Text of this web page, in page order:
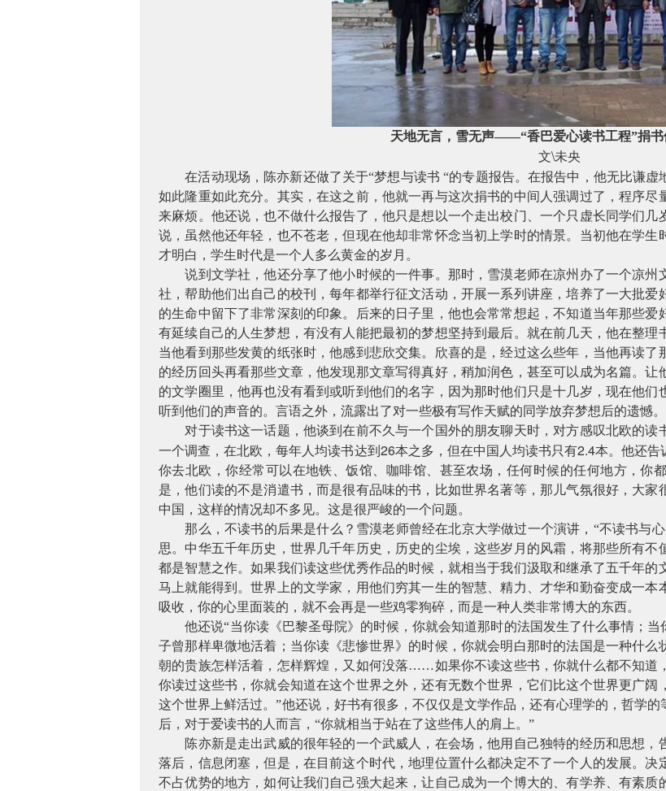
天地无言，雪无声——“香巴爱心读书工程”捐书
文\未央
在活动现场，陈亦新还做了关于“梦想与读书 “的专题报告。在报告中，他无比谦
如此隆重如此充分。其实，在这之前，他就一再与这次捐书的中间人强调过了，程序
来麻烦。他还说，也不做什么报告了，他只是想以一个走出校门、一个只虚长同学们
说，虽然他还年轻，也不苍老，但现在他却非常怀念当初上学时的情景。当初他在学生
才明白，学生时代是一个人多么黄金的岁月。
说到文学社，他还分享了他小时候的一件事。那时，雪漠老师在凉州办了一个凉
社，帮助他们出自己的校刊，每年都举行征文活动，开展一系列讲座，培养了一大批
的生命中留下了非常深刻的印象。后来的日子里，他也会常常想起，不知道当年那些
有延续自己的人生梦想，有没有人能把最初的梦想坚持到最后。就在前几天，他在整理
当他看到那些发黄的纸张时，他感到悲欣交集。欣喜的是，经过这么些年，当他再读
的经历回头再看那些文章，他发现那文章写得真好，稍加润色，甚至可以成为名篇。
的文学圈里，他再也没有看到或听到他们的名字，因为那时他们只是十几岁，现在他
听到他们的声音的。言语之外，流露出了对一些极有写作天赋的同学放弃梦想后的遗憾。
对于读书这一话题，他谈到在前不久与一个国外的朋友聊天时，对方感叹北欧的
一个调查，在北欧，每年人均读书达到 26本之多，但在中国人均读书只有2.4本。他还告
你去北欧，你经常可以在地铁、饭馆、咖啡馆、甚至农场，任何时候的任何地方，你
是，他们读的不是消遣书，而是很有品味的书，比如世界名著等，那儿气氛很好，大
中国，这样的情况却不多见。这是很严峻的一个问题。
那么，不读书的后果是什么？雪漠老师曾经在北京大学做过一个演讲，“不读书与
思。中华五千年历史，世界几千年历史，历史的尘埃，这些岁月的风霜，将那些所有不
都是智慧之作。如果我们读这些优秀作品的时候，就相当于我们汲取和继承了五千年
马上就能得到。世界上的文学家，用他们穷其一生的智慧、精力、才华和勤奋变成一
吸收，你的心里面装的，就不会再是一些鸡零狗碎，而是一种人类非常博大的东西。
他还说“当你读《巴黎圣母院》的时候，你就会知道那时的法国发生了什么事情；
子曾那样卑微地活着；当你读《悲惨世界》的时候，你就会明白那时的法国是一种什
朝的贵族怎样活着，怎样辉煌，又如何没落……如果你不读这些书，你就什么都不知道
你读过这些书，你就会知道在这个世界之外，还有无数个世界，它们比这个世界更广
这个世界上鲜活过。”他还说，好书有很多，不仅仅是文学作品，还有心理学的，哲学
后，对于爱读书的人而言，“你就相当于站在了这些伟人的肩上。”
陈亦新是走出武威的很年轻的一个武威人，在会场，他用自己独特的经历和思想
落后，信息闭塞，但是，在目前这个时代，地理位置什么都决定不了一个人的发展。
不占优势的地方，如何让我们自己强大起来，让自己成为一个博大的、有学养、有素